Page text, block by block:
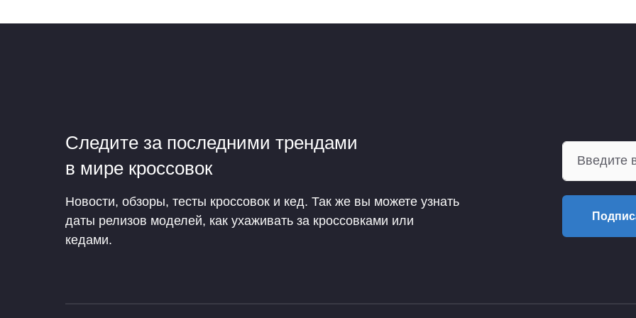
Следите за последними трендами
в мире кроссовок
Новости, обзоры, тесты кроссовок и кед. Так же вы можете узнать
даты релизов моделей, как ухаживать за кроссовками или
кедами.